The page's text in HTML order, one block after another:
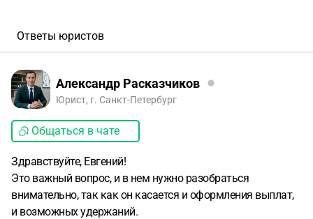
Ответы юристов
Александр Расказчиков
Юрист, г. Санкт-Петербург
Общаться в чате
Здравствуйте, Евгений!
Это важный вопрос, и в нем нужно разобраться
внимательно, так как он касается и оформления выплат,
и возможных удержаний.